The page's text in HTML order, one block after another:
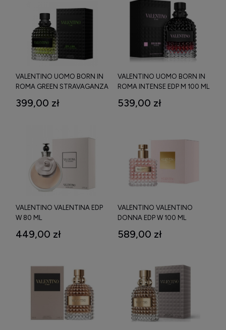
VALENTINO UOMO BORN IN
ROMA GREEN STRAVAGANZA
399,00 zł
VALENTINO UOMO BORN IN
ROMA INTENSE EDP M 100 ML
539,00 zł
VALENTINO VALENTINA EDP
W 80 ML
449,00 zł
VALENTINO VALENTINO
DONNA EDP W 100 ML
589,00 zł